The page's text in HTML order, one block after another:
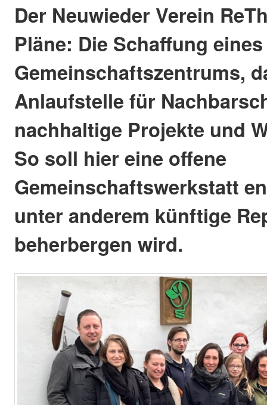
Der Neuwieder Verein
Pläne: Die Schaffung eines
Gemeinschaftszentrums,
Anlaufstelle für
nachhaltige Projekte und
So soll hier eine offene
Gemeinschaftswerkstatt
unter anderem künftige
beherbergen wird.